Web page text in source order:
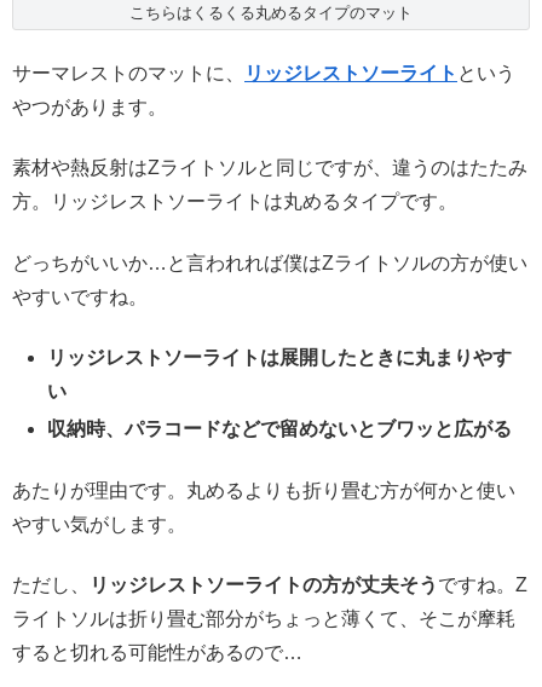
こちらはくるくる丸めるタイプのマット
サーマレストのマットに、 リッジレストソーライト という
やつがあります。
素材や熱反射はZライトソルと同じですが、違うのはたたみ
方。リッジレストソーライトは丸めるタイプです。
どっちがいいか…と言われれば僕はZライトソルの方が使い
やすいですね。
リッジレストソーライトは展開したときに丸まりやす
い
収納時、パラコードなどで留めないとブワッと広がる
あたりが理由です。丸めるよりも折り畳む方が何かと使い
やすい気がします。
ただし、 リッジレストソーライトの方が丈夫そう ですね。Z
ライトソルは折り畳む部分がちょっと薄くて、そこが摩耗
すると切れる可能性があるので…